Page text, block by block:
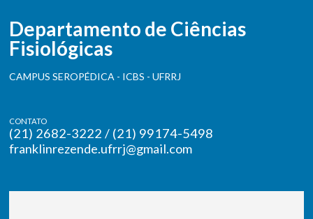
Departamento de Ciências
Fisiológicas
CAMPUS SEROPÉDICA - ICBS - UFRRJ
CONTATO
(21) 2682-3222 / (21) 99174-5498
franklinrezende.ufrrj@gmail.com